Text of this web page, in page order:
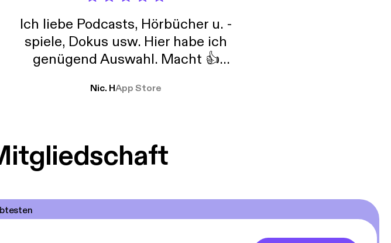
Ich liebe Podcasts, Hörbücher u. -
spiele, Dokus usw. Hier habe ich
genügend Auswahl. Macht 👍
Nic. HApp Store